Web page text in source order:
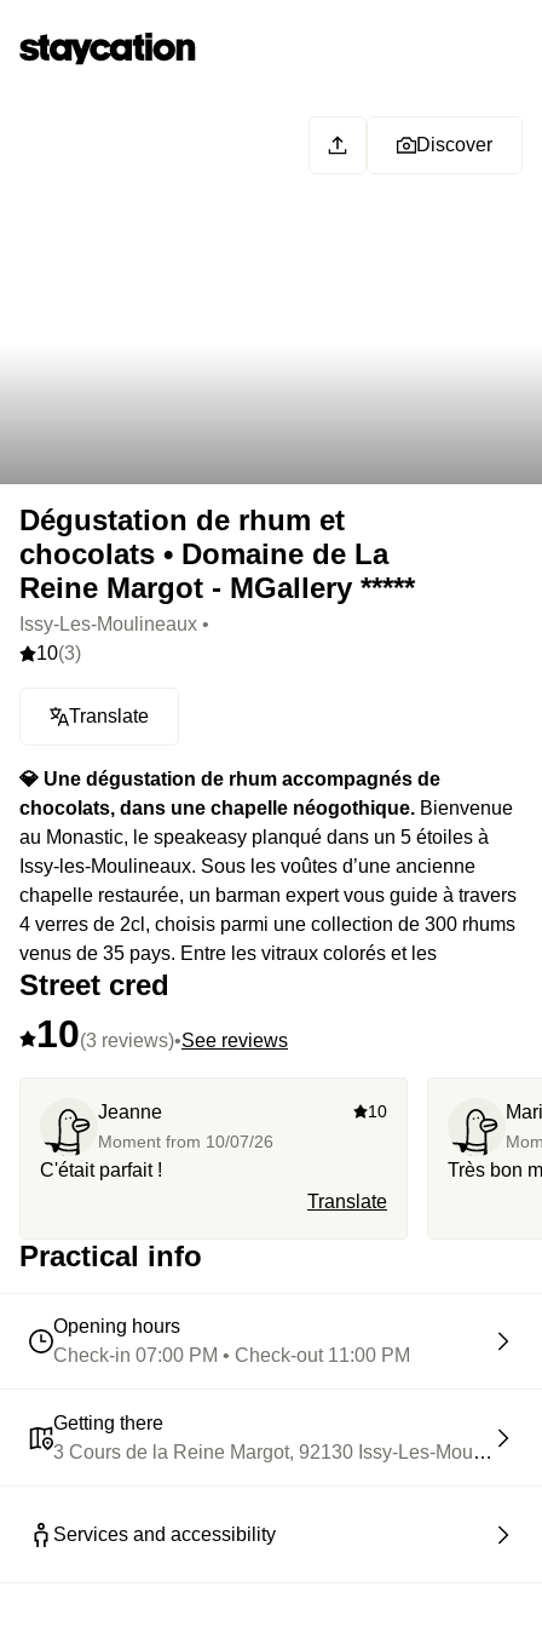
Discover
Dégustation de rhum et
chocolats • Domaine de La
Reine Margot - MGallery *****
Issy-Les-Moulineaux •
10(3)
Translate
💎 Une dégustation de rhum accompagnés de
chocolats, dans une chapelle néogothique. Bienvenue
au Monastic, le speakeasy planqué dans un 5 étoiles à
Issy-les-Moulineaux. Sous les voûtes d’une ancienne
chapelle restaurée, un barman expert vous guide à travers
4 verres de 2cl, choisis parmi une collection de 300 rhums
venus de 35 pays. Entre les vitraux colorés et les
explications passionnées, votre palais voyage pendant
mystique.
Street cred
10(3 reviews)•See reviews
Jeanne
Moment from 10/07/26
10
C'était parfait !
Translate
Très bon
Practical info
Opening hours
Check-in 07:00 PM • Check-out 11:00 PM
Getting there
3 Cours de la Reine Margot, 92130 Issy-Les-Moulineaux
Services and accessibility